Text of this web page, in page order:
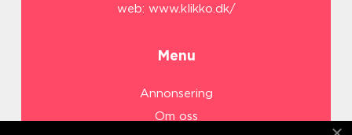
web: www.klikko.dk/
Menu
Annonsering
Om oss